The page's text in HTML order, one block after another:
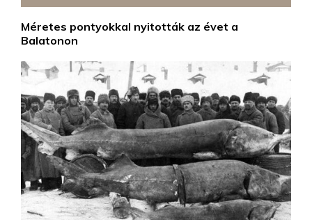
Méretes pontyokkal nyitották az évet a
Balatonon